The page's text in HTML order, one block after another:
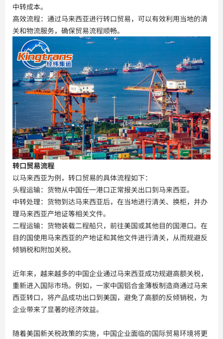
中转成本。
高效流程：通过马来西亚进行转口贸易，可以有效利用当地的清
关和物流服务，确保贸易流程顺畅。
转口贸易流程
以马来西亚为例，转口贸易的具体流程如下：
头程运输：货物从中国任一港口正常报关出口到马来西亚。
中转处理：货物到达马来西亚后，在当地进行清关、换柜，并办
理马来西亚产地证等相关文件。
二程运输：货物装载二程船只，前往美国或其他目的国港口。在
目的国使用马来西亚的产地证和其他文件进行清关，从而规避反
倾销税和附加关税。
近年来，越来越多的中国企业通过马来西亚成功规避高额关税，
重新进入国际市场。例如，一家中国铝合金薄板制造商通过马来
西亚转口，将产品成功出口到美国，避免了高额的反倾销税，为
企业带来了显著的经济效益。
随着美国新关税政策的实施，中国企业面临的国际贸易环境将更